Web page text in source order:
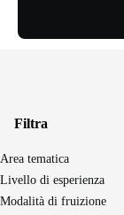
Filtra
Area tematica
Livello di esperienza
Modalità di fruizione
Seguici sui social